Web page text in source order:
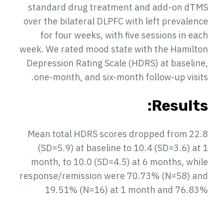
standard drug treatment and add-on dTMS
over the bilateral DLPFC with left prevalence
for four weeks, with five sessions in each
week. We rated mood state with the Hamilton
Depression Rating Scale (HDRS) at baseline,
one-month, and six-month follow-up visits.
Results:
Mean total HDRS scores dropped from 22.8
(SD=5.9) at baseline to 10.4 (SD=3.6) at 1
month, to 10.0 (SD=4.5) at 6 months, while
response/remission were 70.73% (N=58) and
19.51% (N=16) at 1 month and 76.83%